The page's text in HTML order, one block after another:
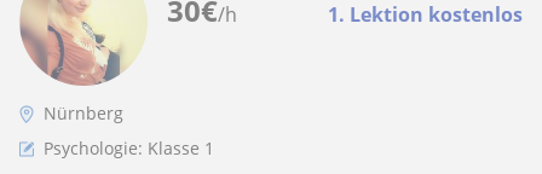
30€/h 1. Lektion kostenlos
Nürnberg
Psychologie: Klasse 1